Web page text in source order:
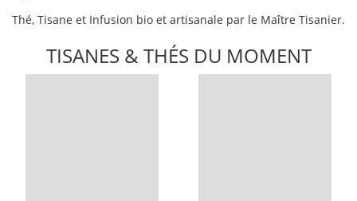
Thé, Tisane et Infusion bio et artisanale par le Maître Tisanier.
TISANES & THÉS DU MOMENT